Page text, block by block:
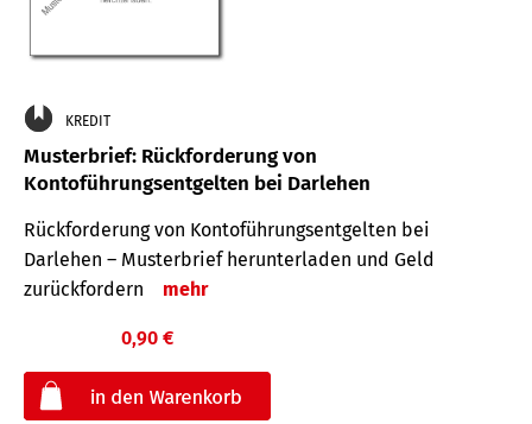
KREDIT
Musterbrief: Rückforderung von
Kontoführungsentgelten bei Darlehen
Rückforderung von Kontoführungsentgelten bei
Darlehen – Musterbrief herunterladen und Geld
zurückfordern
mehr
0,90 €